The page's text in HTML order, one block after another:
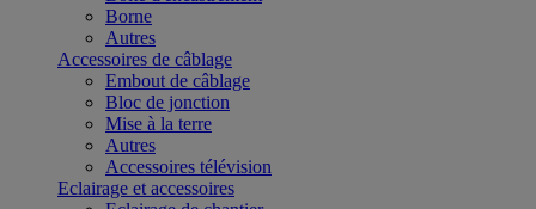
Borne
Autres
Accessoires de câblage
Embout de câblage
Bloc de jonction
Mise à la terre
Autres
Accessoires télévision
Eclairage et accessoires